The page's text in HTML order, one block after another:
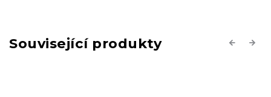
Související produkty Previous
Next